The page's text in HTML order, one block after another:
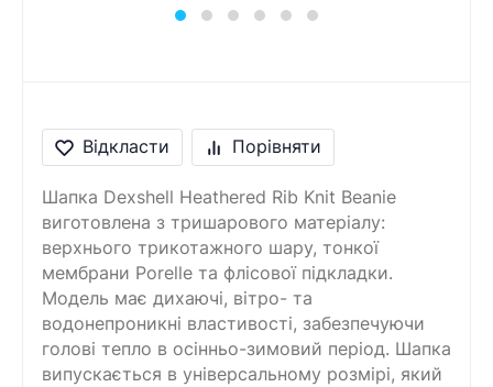
Відкласти Порівняти
Шапка Dexshell Heathered Rib Knit Beanie
виготовлена ​​з тришарового матеріалу:
верхнього трикотажного шару, тонкої
мембрани Porelle та флісової підкладки.
Модель має дихаючі, вітро- та
водонепроникні властивості, забезпечуючи
голові тепло в осінньо-зимовий період. Шапка
випускається в універсальному розмірі, який